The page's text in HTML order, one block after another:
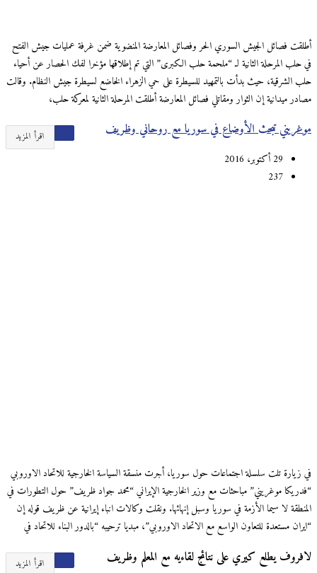
أطلقت فصائل الجيش السوري الحر وفصائل المعارضة المنضوية ضمن غرفة عمليات جيش الفتح
في حلب المرحلة الثانية لـ “ملحمة حلب الكبرى” التي تم إطلاقها مؤخرا لفك الحصار عن أحياء
حلب الشرقية، حيث بدأت بالتمهيد للسيطرة على حي الزهراء الخاضع لسيطرة جيش النظام. وقالت
مصادر ميدانية إن الثوار ومقاتلي فصائل المعارضة أطلقت المرحلة الثانية لمعركة حلب،
اقرأ المزيد موغريني تبحث اﻷوضاع في سوريا مع روحاني وظريف
29 أكتوبر، 2016
237
في زيارة تلت سلسلة اجتماعات حول سوريا، أجرت منسقة السياسة الخارجية للاتحاد الاوروبي
“فدريكا موغريني” مباحثات مع وزير الخارجية اﻹيراني “محمد جواد ظريف” حول التطورات في
المنطقة لا سيما الأزمة في سوريا وسبل إنهائها. ونقلت وكالات انباء إيرانية عن ظريف قوله إن
“ايران مستعدة للتعاون الواسع مع الاتحاد الاوروبي”، مبديا ترحيبه “بالدور البناء للاتحاد في
اقرأ المزيد لافروف يطلع كيري على نتائج لقاءيه مع المعلم وظريف